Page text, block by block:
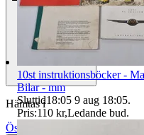
Hämtas i
Östersund, Sverige
10st instruktionsböcker -
Bilar - mm
Sluttid18:05 9 aug 18:05.
Pris:110 kr,Ledande bud.